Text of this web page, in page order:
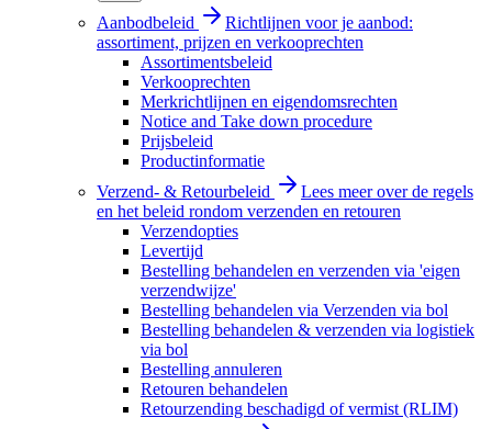
Aanbodbeleid
Richtlijnen voor je aanbod:
assortiment, prijzen en verkooprechten
Assortimentsbeleid
Verkooprechten
Merkrichtlijnen en eigendomsrechten
Notice and Take down procedure
Prijsbeleid
Productinformatie
Verzend- & Retourbeleid
Lees meer over de regels
en het beleid rondom verzenden en retouren
Verzendopties
Levertijd
Bestelling behandelen en verzenden via 'eigen
verzendwijze'
Bestelling behandelen via Verzenden via bol
Bestelling behandelen & verzenden via logistiek
via bol
Bestelling annuleren
Retouren behandelen
Retourzending beschadigd of vermist (RLIM)